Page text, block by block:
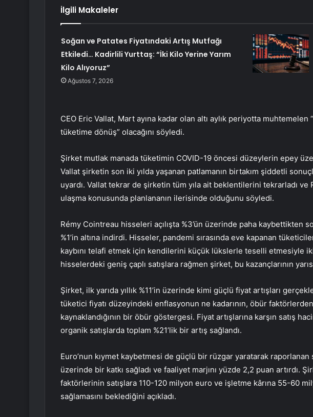
İlgili Makaleler
Soğan ve Patates Fiyatındaki Artış Mutfağı
Etkiledi… Kadirlili Yurttaş: “İki Kilo Yerine Yarım
Kilo Alıyoruz”
Ağustos 7, 2026
CEO Eric Vallat, Mart ayına kadar olan altı aylık periyotta muhtemelen
tüketime dönüş” olacağını söyledi.
Şirket mutlak manada tüketimin COVID-19 öncesi düzeylerin epey
Vallat şirketin son iki yılda yaşanan patlamanın birtakım şiddetli
uyardı. Vallat tekrar de şirketin tüm yıla ait beklentilerini tekrarladı
ulaşma konusunda planlananın ilerisinde olduğunu söyledi.
Rémy Cointreau hisseleri açılışta %3’ün üzerinde paha kaybettikten
%1’in altına indirdi. Hisseler, pandemi sırasında eve kapanan
kaybını telafi etmek için kendilerini küçük lükslerle teselli etmesiyle iki
hisselerdeki geniş çaplı satışlara rağmen şirket, bu kazançlarının
Şirket, ilk yarıda yıllık %11’in üzerinde kimi güçlü fiyat artışları
tüketici fiyatı düzeyindeki enflasyonun ne kadarının, öbür
kaynaklandığının bir öbür göstergesi. Fiyat artışlarına karşın satış
organik satışlarda toplam %21’lik bir artış sağlandı.
Euro’nun kıymet kaybetmesi de güçlü bir rüzgar yaratarak raporlanan
üzerinde bir katkı sağladı ve faaliyet marjını yüzde 2,2 puan artırdı.
faktörlerinin satışlara 110-120 milyon euro ve işletme kârına 55-60
sağlamasını beklediğini açıkladı.